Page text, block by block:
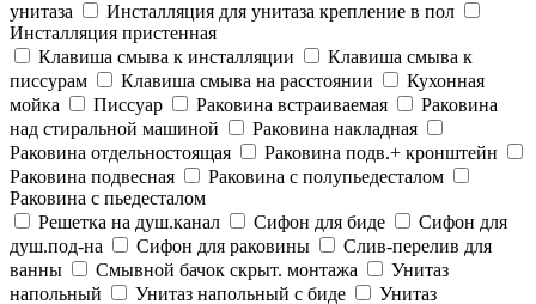
унитаза
Инсталляция для унитаза крепление в пол
Инсталляция пристенная
Клавиша смыва к инсталляции
Клавиша смыва к
писсурам
Клавиша смыва на расстоянии
Кухонная
мойка
Писсуар Раковина встраиваемая
Раковина
над стиральной машиной
Раковина накладная
Раковина отдельностоящая
Раковина подв.+ кронштейн
Раковина подвесная
Раковина с полупьедесталом
Раковина с пьедесталом
Решетка на душ.канал
Сифон для биде
Сифон для
душ.под-на
Сифон для раковины
Слив-перелив для
ванны
Смывной бачок скрыт. монтажа
Унитаз
напольный
Унитаз напольный с биде
Унитаз